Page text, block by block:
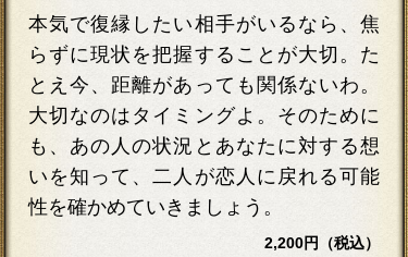
本気で復縁したい相手がいるなら、焦
らずに現状を把握することが大切。た
とえ今、距離があっても関係ないわ。
大切なのはタイミングよ。そのために
も、あの人の状況とあなたに対する想
いを知って、二人が恋人に戻れる可能
性を確かめていきましょう。
2,200円（税込）